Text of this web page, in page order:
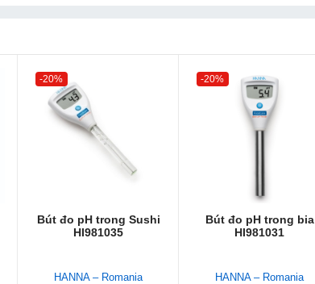
-20%
Bút đo pH trong Sushi
HI981035
HANNA – Romania
-20%
Bút đo pH trong bia
HI981031
HANNA – Romania